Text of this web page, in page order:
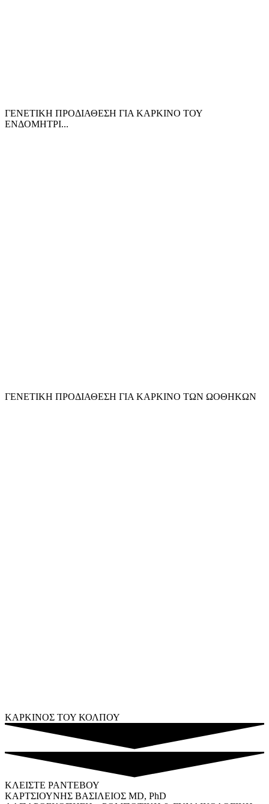
ΓΕΝΕΤΙΚΗ ΠΡΟΔΙΑΘΕΣΗ ΓΙΑ ΚΑΡΚΙΝΟ ΤΟΥ
ΕΝΔΟΜΗΤΡΙ...
ΓΕΝΕΤΙΚΗ ΠΡΟΔΙΑΘΕΣΗ ΓΙΑ ΚΑΡΚΙΝΟ ΤΩΝ ΩΟΘΗΚΩΝ
ΚΑΡΚΙΝΟΣ ΤΟΥ ΚΟΛΠΟΥ
ΚΛΕΙΣTΕ ΡΑΝΤΕΒΟΥ
ΚΑΡΤΣΙΟΥΝΗΣ ΒΑΣΙΛΕΙΟΣ MD, PhD